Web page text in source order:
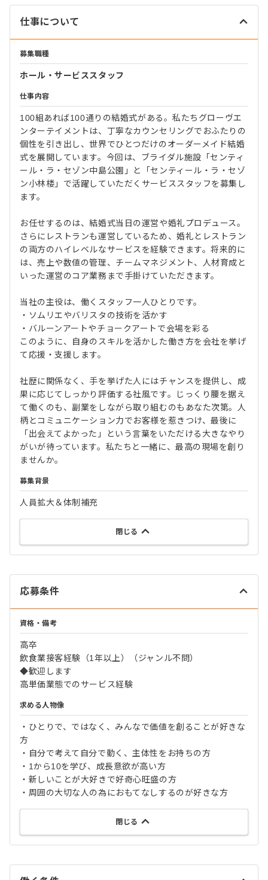
仕事について
募集職種
ホール・サービススタッフ
仕事内容
100組あれば100通りの結婚式がある。私たちグローヴエ
ンターテイメントは、丁寧なカウンセリングでおふたりの
個性を引き出し、世界でひとつだけのオーダーメイド結婚
式を展開しています。今回は、ブライダル施設「センティ
ール・ラ・セゾン中島公園」と「センティール・ラ・セゾ
ン小林楼」で活躍していただくサービススタッフを募集し
ます。
お任せするのは、結婚式当日の運営や婚礼プロデュース。
さらにレストランも運営しているため、婚礼とレストラン
の両方のハイレベルなサービスを経験できます。将来的に
は、売上や数値の管理、チームマネジメント、人材育成と
いった運営のコア業務まで手掛けていただきます。
当社の主役は、働くスタッフ一人ひとりです。
・ソムリエやバリスタの技術を活かす
・バルーンアートやチョークアートで会場を彩る
このように、自身のスキルを活かした働き方を会社を挙げ
て応援・支援します。
社歴に関係なく、手を挙げた人にはチャンスを提供し、成
果に応じてしっかり評価する社風です。じっくり腰を据え
て働くのも、副業をしながら取り組むのもあなた次第。人
柄とコミュニケーション力でお客様を惹きつけ、最後に
「出会えてよかった」という言葉をいただける大きなやり
がいが待っています。私たちと一緒に、最高の現場を創り
ませんか。
募集背景
人員拡大＆体制補充
閉じる
応募条件
資格・備考
高卒
飲食業接客経験（1年以上）（ジャンル不問）
◆歓迎します
高単価業態でのサービス経験
求める人物像
‧ひとりで、ではなく、みんなで価値を創ることが好きな
方
‧自分で考えて自分で動く、主体性をお持ちの方
‧1から10を学び、成長意欲が高い方
‧新しいことが大好きで好奇心旺盛の方
‧周囲の大切な人の為におもてなしするのが好きな方
閉じる